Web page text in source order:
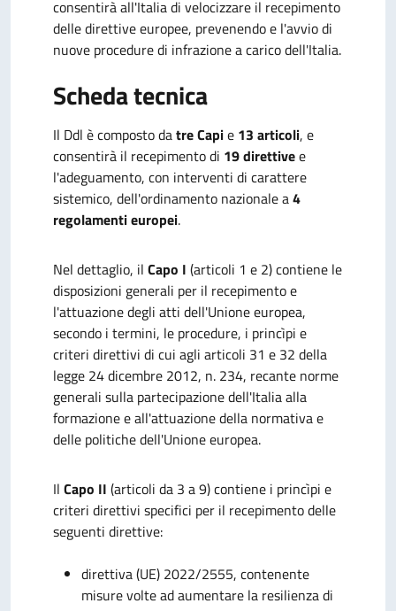
consentirà all'Italia di velocizzare il recepimento
delle direttive europee, prevenendo e l'avvio di
nuove procedure di infrazione a carico dell'Italia.
Scheda tecnica
Il Ddl è composto datre Capie 13 articoli, e
consentirà il recepimento di 19 direttivee
l'adeguamento, con interventi di carattere
sistemico, dell'ordinamento nazionale a4
regolamenti europei.
Nel dettaglio, il Capo I (articoli 1 e 2) contiene le
disposizioni generali per il recepimento e
l'attuazione degli atti dell'Unione europea,
secondo i termini, le procedure, i princìpi e
criteri direttivi di cui agli articoli 31 e 32 della
legge 24 dicembre 2012, n. 234, recante norme
generali sulla partecipazione dell'Italia alla
formazione e all'attuazione della normativa e
delle politiche dell'Unione europea.
Il Capo II (articoli da 3 a 9) contiene i princìpi e
criteri direttivi specifici per il recepimento delle
seguenti direttive:
direttiva (UE) 2022/2555, contenente
misure volte ad aumentare la resilienza di